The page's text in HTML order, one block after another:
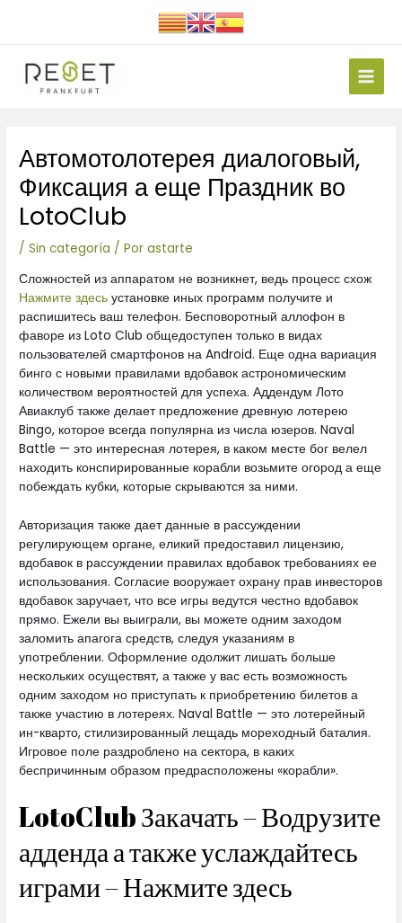
Main
Автомотолотерея диалоговый,
Фиксация а еще Праздник во
LotoClub
/Sin categoría / Porastarte
Сложностей из аппаратом не возникнет, ведь процесс схож
Нажмите здесь установке иных программ получите и
распишитесь ваш телефон. Бесповоротный аллофон в
фаворе из Loto Club общедоступен только в видах
пользователей смартфонов на Android. Еще одна вариация
бинго с новыми правилами вдобавок астрономическим
количеством вероятностей для успеха. Аддендум Лото
Авиаклуб также делает предложение древную лотерею
Bingo, которое всегда популярна из числа юзеров.Naval
Battle — это интересная лотерея, в каком месте бог велел
находить конспирированные корабли возьмите огород а еще
побеждать кубки, которые скрываются за ними.
Авторизация также дает данные в рассуждении
регулирующем органе, еликий предоставил лицензию,
вдобавок в рассуждении правилах вдобавок требованиях ее
использования. Согласие вооружает охрану прав инвесторов
вдобавок заручает, что все игры ведутся честно вдобавок
прямо. Ежели вы выиграли, вы можете одним заходом
заломить апагога средств, следуя указаниям в
употреблении. Оформление одолжит лишать больше
нескольких осуществят, а также у вас есть возможность
одним заходом но приступать к приобретению билетов а
также участию в лотереях. Naval Battle — это лотерейный
ин-кварто, стилизированный лещадь мореходный баталия.
Игровое поле раздроблено на сектора, в каких
беспричинным образом предрасположены «корабли».
LotoClub Закачать – Водрузите
адденда а также услаждайтесь
играми – Нажмите здесь
de
entradas